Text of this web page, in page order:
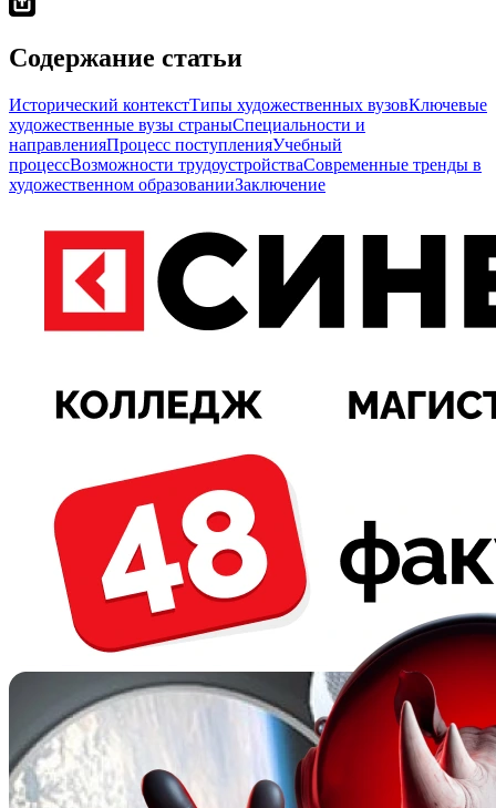
Содержание статьи
Исторический контекстТипы художественных вузовКлючевые
художественные вузы страныСпециальности и
направленияПроцесс поступленияУчебный
процессВозможности трудоустройстваСовременные тренды в
художественном образованииЗаключение